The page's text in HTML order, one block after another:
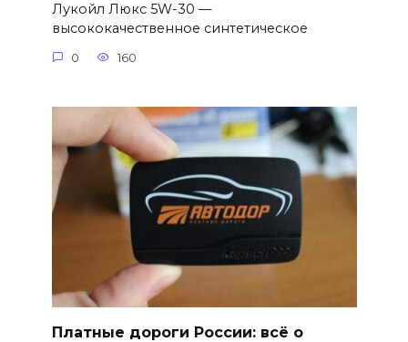
Лукойл Люкс 5W-30 —
высококачественное синтетическое
0 160
Платные дороги России: всё о